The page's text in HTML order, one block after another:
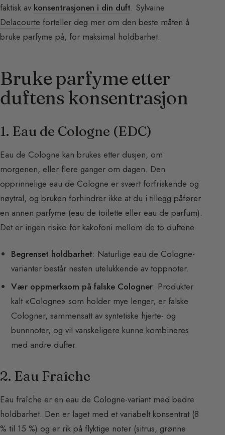
faktisk av konsentrasjonen i din duft. Sylvaine
Delacourte forteller deg mer om den beste måten å
bruke parfyme på, for maksimal holdbarhet.
Bruke parfyme etter
duftens konsentrasjon
1. Eau de Cologne (EDC)
Eau de Cologne kan brukes etter dusjen, om
morgenen, eller flere ganger om dagen. Den
opprinnelige eau de Cologne er svært forfriskende og
nøytral, og bruken forhindrer ikke at du i tillegg påfører
en annen parfyme (eau de toilette eller eau de parfum).
Det er ingen risiko for kakofoni mellom de to duftene.
Begrenset holdbarhet: Naturlige eau de Cologne-
varianter består nesten utelukkende av toppnoter.
Vær oppmerksom på falske Cologner: Produkter
kalt «Cologne» som holder mye lenger, er falske
Cologner, sammensatt av syntetiske hjerte- og
bunnnoter, og vil vanskeligere kunne kombineres
med andre dufter.
2. Eau Fraîche
Eau fraîche er en eau de Cologne-variant med bedre
holdbarhet. Den er laget med et variabelt konsentrat (8
% til 15 %) og er rik på flyktige noter (sitrus, grønne